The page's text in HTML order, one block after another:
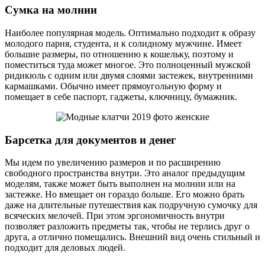
Сумка на молнии
Наиболее популярная модель. Оптимально подходит к образу
молодого парня, студента, и к солидному мужчине. Имеет
большие размеры, по отношению к кошельку, поэтому и
поместиться туда может многое. Это полноценный мужской
ридикюль с одним или двумя слоями застежек, внутренними
кармашками. Обычно имеет прямоугольную форму и
помещает в себе паспорт, гаджеты, ключницу, бумажник.
Барсетка для документов и денег
Мы идем по увеличению размеров и по расширению
свободного пространства внутри. Это аналог предыдущим
моделям, также может быть выполнен на молнии или на
застежке. Но вмещает он гораздо больше. Его можно брать
даже на длительные путешествия как подручную сумочку для
всяческих мелочей. При этом эргономичность внутри
позволяет разложить предметы так, чтобы не терлись друг о
друга, а отлично помещались. Внешний вид очень стильный и
подходит для деловых людей.